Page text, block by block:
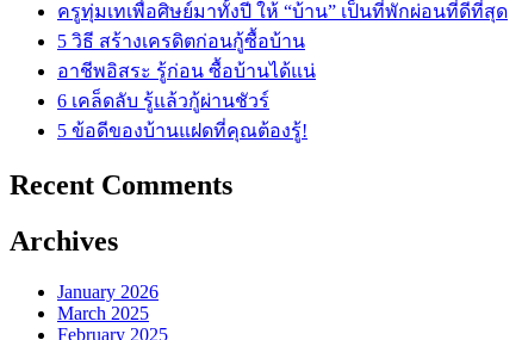
ครูทุ่มเทเพื่อศิษย์มาทั้งปี ให้ “บ้าน” เป็นที่พักผ่อนที่ดีที่สุด
5 วิธี สร้างเครดิตก่อนกู้ซื้อบ้าน
อาชีพอิสระ รู้ก่อน ซื้อบ้านได้แน่
6 เคล็ดลับ รู้แล้วกู้ผ่านชัวร์
5 ข้อดีของบ้านแฝดที่คุณต้องรู้!
Recent Comments
Archives
January 2026
March 2025
February 2025